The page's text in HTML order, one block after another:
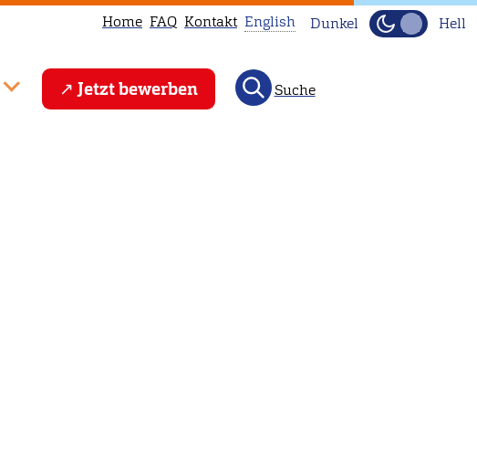
Home FAQ Kontakt
This
page
English Dunkel Hell
Jetzt bewerben Suche